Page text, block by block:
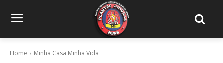
Home Minha Casa Minha Vida